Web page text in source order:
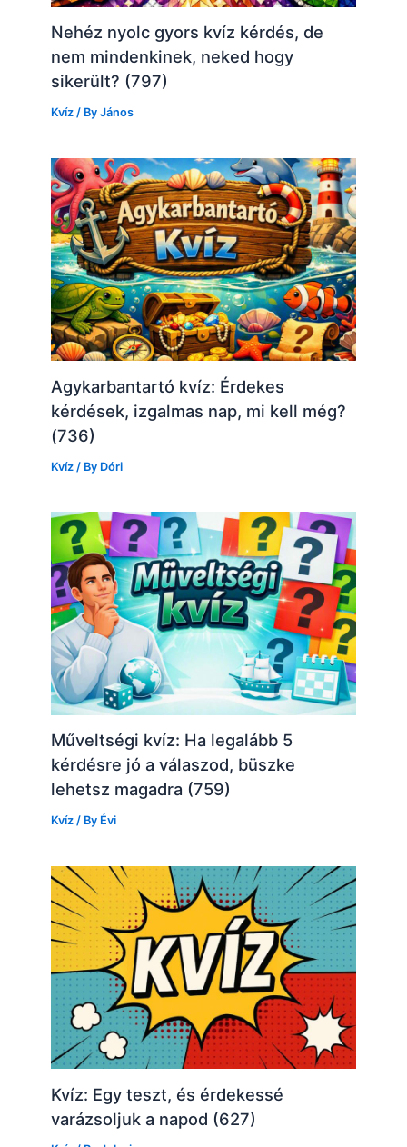
Nehéz nyolc gyors kvíz kérdés, de
nem mindenkinek, neked hogy
sikerült? (797)
Kvíz / ByJános
Agykarbantartó kvíz: Érdekes
kérdések, izgalmas nap, mi kell még?
(736)
Kvíz / By Dóri
Műveltségi kvíz: Ha legalább 5
kérdésre jó a válaszod, büszke
lehetsz magadra (759)
Kvíz / By Évi
Kvíz: Egy teszt, és érdekessé
varázsoljuk a napod (627)